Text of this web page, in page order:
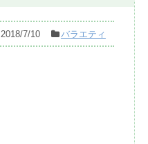
2018/7/10 バラエティ